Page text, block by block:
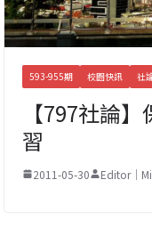
593-955期 校園快訊 社
【797社論
習
2011-05-30 Editor｜